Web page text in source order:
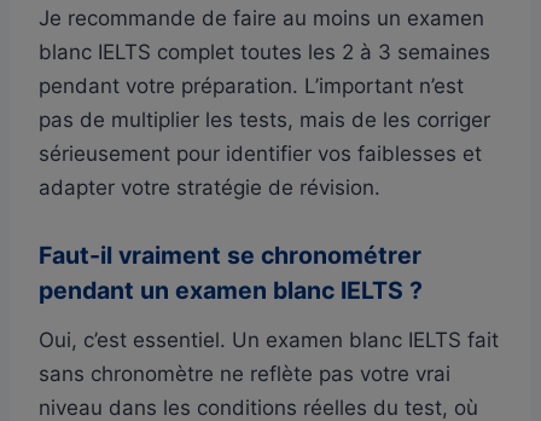
Je recommande de faire au moins un examen
blanc IELTS complet toutes les 2 à 3 semaines
pendant votre préparation. L’important n’est
pas de multiplier les tests, mais de les corriger
sérieusement pour identifier vos faiblesses et
adapter votre stratégie de révision.
Faut-il vraiment se chronométrer
pendant un examen blanc IELTS ?
Oui, c’est essentiel. Un examen blanc IELTS fait
sans chronomètre ne reflète pas votre vrai
niveau dans les conditions réelles du test, où